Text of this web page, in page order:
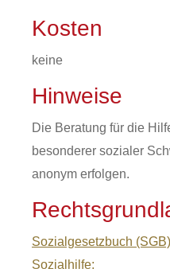
Kosten
keine
Hinweise
Die Beratung für die
besonderer sozialer
anonym erfolgen.
Sozialgesetzbuch
Sozialhilfe: